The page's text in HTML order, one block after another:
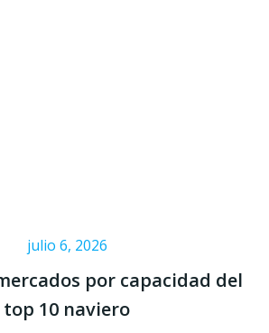
julio 6, 2026
por capacidad del
top 10 naviero